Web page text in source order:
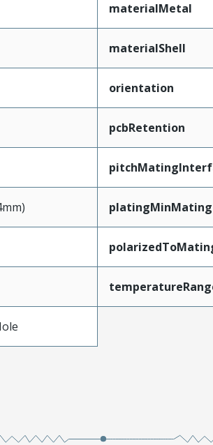
materialMetal
materialShell
orientation
pcbRetention
platingMinMating